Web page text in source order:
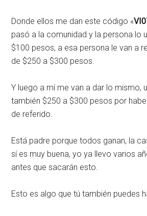
Donde ellos me dan este código «
pasó a la comunidad y la persona lo
$100 pesos, a esa persona le van a
de $250 a $300 pesos.
Y luego a mí me van a dar lo mismo,
también $250 a $300 pesos por
de referido.
Está padre porque todos ganan, la
sí es muy buena, yo ya llevo varios
antes que sacarán esto.
Esto es algo que tú también puedes